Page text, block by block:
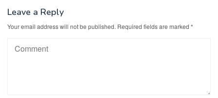
Leave a Reply
Your email address will not be published. Required fields are marked *